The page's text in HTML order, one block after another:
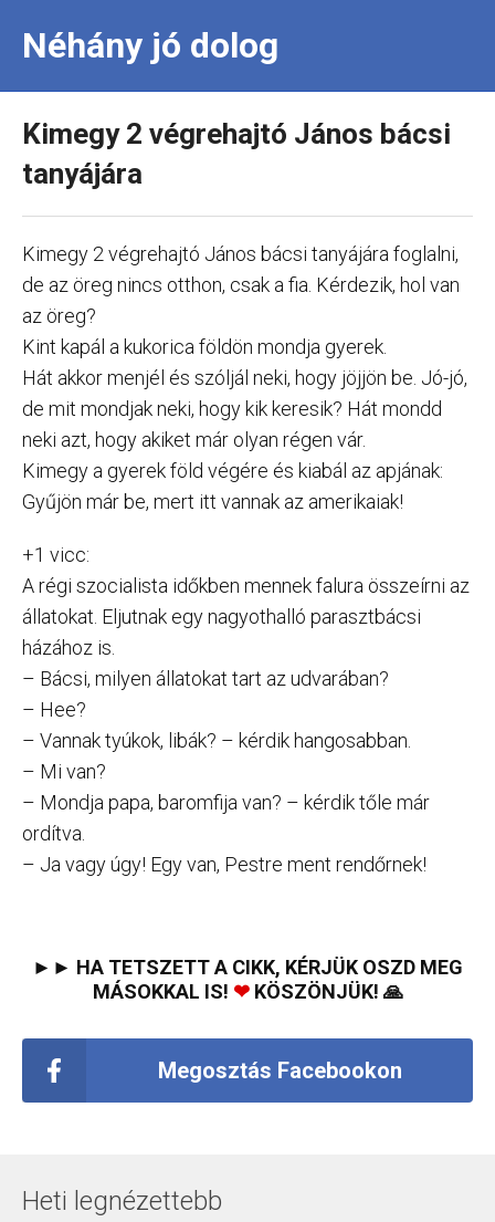
Néhány jó dolog
Kimegy 2 végrehajtó János bácsi
tanyájára
Kimegy 2 végrehajtó János bácsi tanyájára foglalni,
de az öreg nincs otthon, csak a fia. Kérdezik, hol van
az öreg?
Kint kapál a kukorica földön mondja gyerek.
Hát akkor menjél és szóljál neki, hogy jöjjön be. Jó-jó,
de mit mondjak neki, hogy kik keresik? Hát mondd
neki azt, hogy akiket már olyan régen vár.
Kimegy a gyerek föld végére és kiabál az apjának:
Gyűjön már be, mert itt vannak az amerikaiak!
+1 vicc:
A régi szocialista időkben mennek falura összeírni az
állatokat. Eljutnak egy nagyothalló parasztbácsi
házához is.
– Bácsi, milyen állatokat tart az udvarában?
– Hee?
– Vannak tyúkok, libák? – kérdik hangosabban.
– Mi van?
– Mondja papa, baromfija van? – kérdik tőle már
ordítva.
– Ja vagy úgy! Egy van, Pestre ment rendőrnek!
►► HA TETSZETT A CIKK, KÉRJÜK OSZD MEG
MÁSOKKAL IS! ❤KÖSZÖNJÜK! 🙏
Megosztás Facebookon
Heti legnézettebb